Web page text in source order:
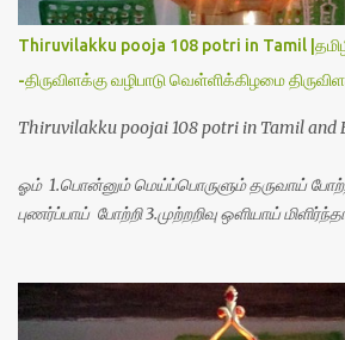
Thiruvilakku pooja 108 potri in Tamil
-திருவிளக்கு வழிபாடு வெள்ளிக்கிழமை
Thiruvilakku poojai 108 potri in Tamil
ஓம் 1.பொன்னும் மெய்ப்பொருளும் தருவாய்
புணர்ப்பாய் போற்றி 3.முற்றறிவு ஒளியாய்
8.பிறர்வயமாகா பெரியோய் போற்றி 9.பேரின்பப்
போற்றி 10.பேரருட்கடலாம் பேரரு...